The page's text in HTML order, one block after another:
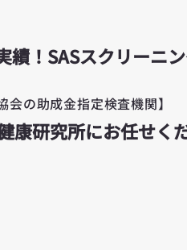
績！SASスクリーニ
会の助成金指定検査機関】
康研究所にお任せく